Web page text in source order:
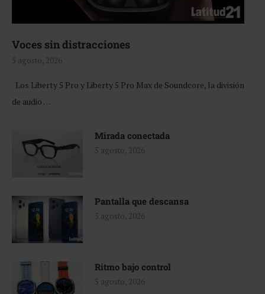
Voces sin distracciones
5 agosto, 2026
Los Liberty 5 Pro y Liberty 5 Pro Max de Soundcore, la división
de audio …
Mirada conectada
5 agosto, 2026
Pantalla que descansa
5 agosto, 2026
Ritmo bajo control
5 agosto, 2026